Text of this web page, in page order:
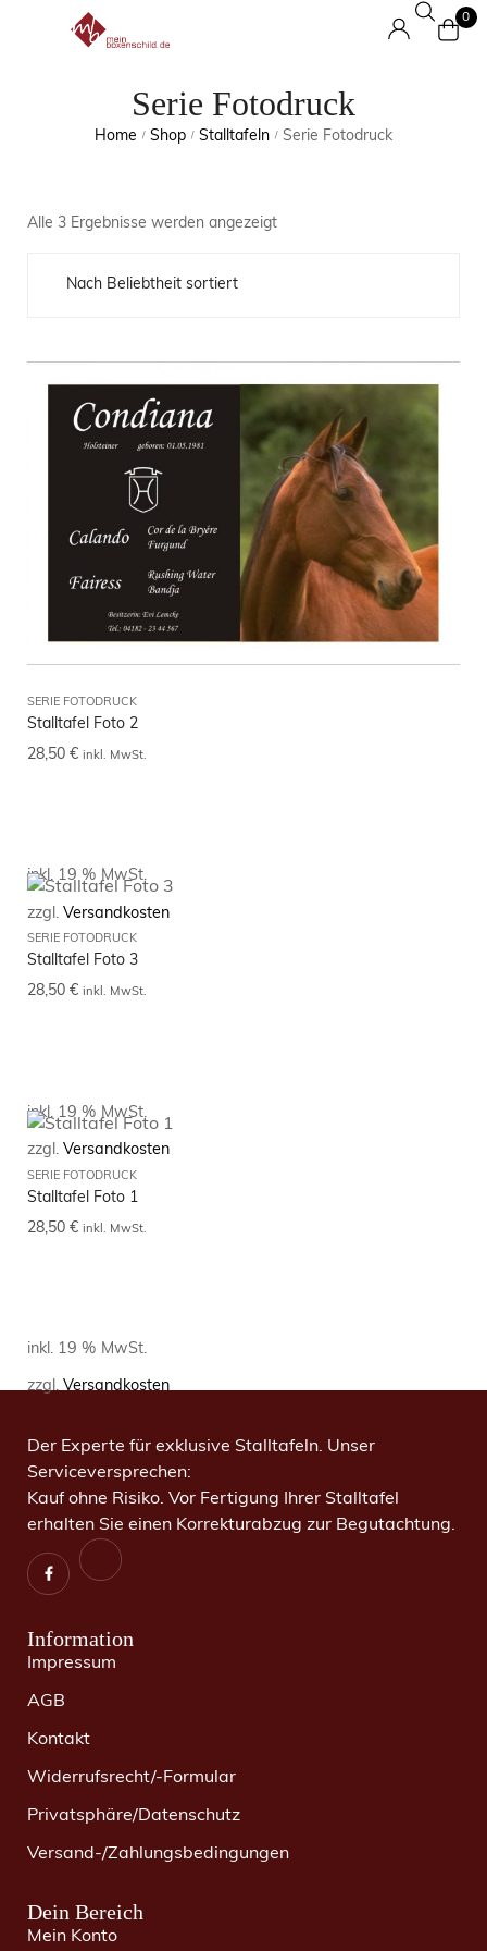
0
Serie Fotodruck
Home / Shop / Stalltafeln / Serie Fotodruck
Alle 3 Ergebnisse werden angezeigt
SERIE FOTODRUCK
Stalltafel Foto 2
28,50 € inkl. MwSt.
inkl. 19 % MwSt.
zzgl. Versandkosten
SERIE FOTODRUCK
Stalltafel Foto 3
28,50 € inkl. MwSt.
inkl. 19 % MwSt.
zzgl. Versandkosten
SERIE FOTODRUCK
Stalltafel Foto 1
28,50 € inkl. MwSt.
inkl. 19 % MwSt.
zzgl.Versandkosten
Der Experte für exklusive Stalltafeln. Unser
Serviceversprechen:
Kauf ohne Risiko. Vor Fertigung Ihrer Stalltafel
erhalten Sie einen Korrekturabzug zur Begutachtung.
Information
Impressum
AGB
Kontakt
Widerrufsrecht/-Formular
Privatsphäre/Datenschutz
Versand-/Zahlungsbedingungen
Dein Bereich
Mein Konto